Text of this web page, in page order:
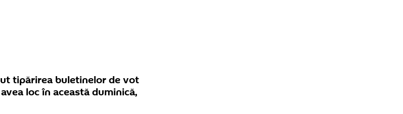
tipărirea buletinelor de vot
loc în această duminică,